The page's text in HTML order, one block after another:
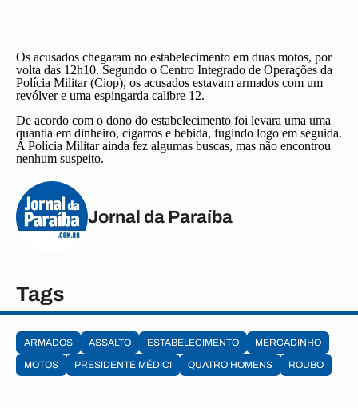
Os acusados chegaram no estabelecimento em duas motos, por
volta das 12h10. Segundo o Centro Integrado de Operações da
Polícia Militar (Ciop), os acusados estavam armados com um
revólver e uma espingarda calibre 12.
De acordo com o dono do estabelecimento foi levara uma uma
quantia em dinheiro, cigarros e bebida, fugindo logo em seguida.
A Polícia Militar ainda fez algumas buscas, mas não encontrou
nenhum suspeito.
Jornal da Paraíba
Tags
ARMADOS ASSALTO ESTABELECIMENTO
MERCADINHO
MOTOS
PRESIDENTE MÉDICI QUATRO HOMENS ROUBO